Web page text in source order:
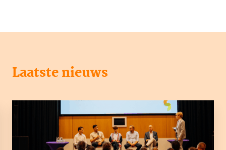
Laatste nieuws